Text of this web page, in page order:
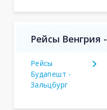
Рейсы Венгрия
Рейсы
Будапешт -
Зальцбург